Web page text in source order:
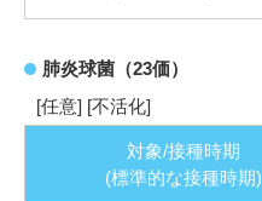
肺炎球菌（23価）
[任意] [不活化]
対象/接種時期
(標準的な接種時期)